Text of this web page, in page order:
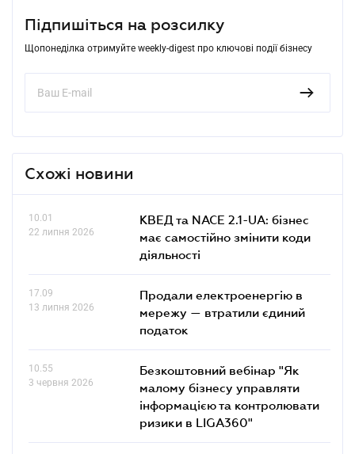
Підпишіться на розсилку
Щопонеділка отримуйте weekly-digest про ключові події бізнесу
Схожі новини
10.01
22 липня 2026
КВЕД та NACE 2.1-UA: бізнес
має самостійно змінити коди
діяльності
17.09
13 липня 2026
Продали електроенергію в
мережу — втратили єдиний
податок
10.55
3 червня 2026
Безкоштовний вебінар "Як
малому бізнесу управляти
інформацією та контролювати
ризики в LIGA360"